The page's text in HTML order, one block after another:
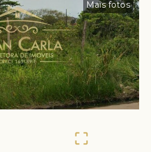
Mais fotos